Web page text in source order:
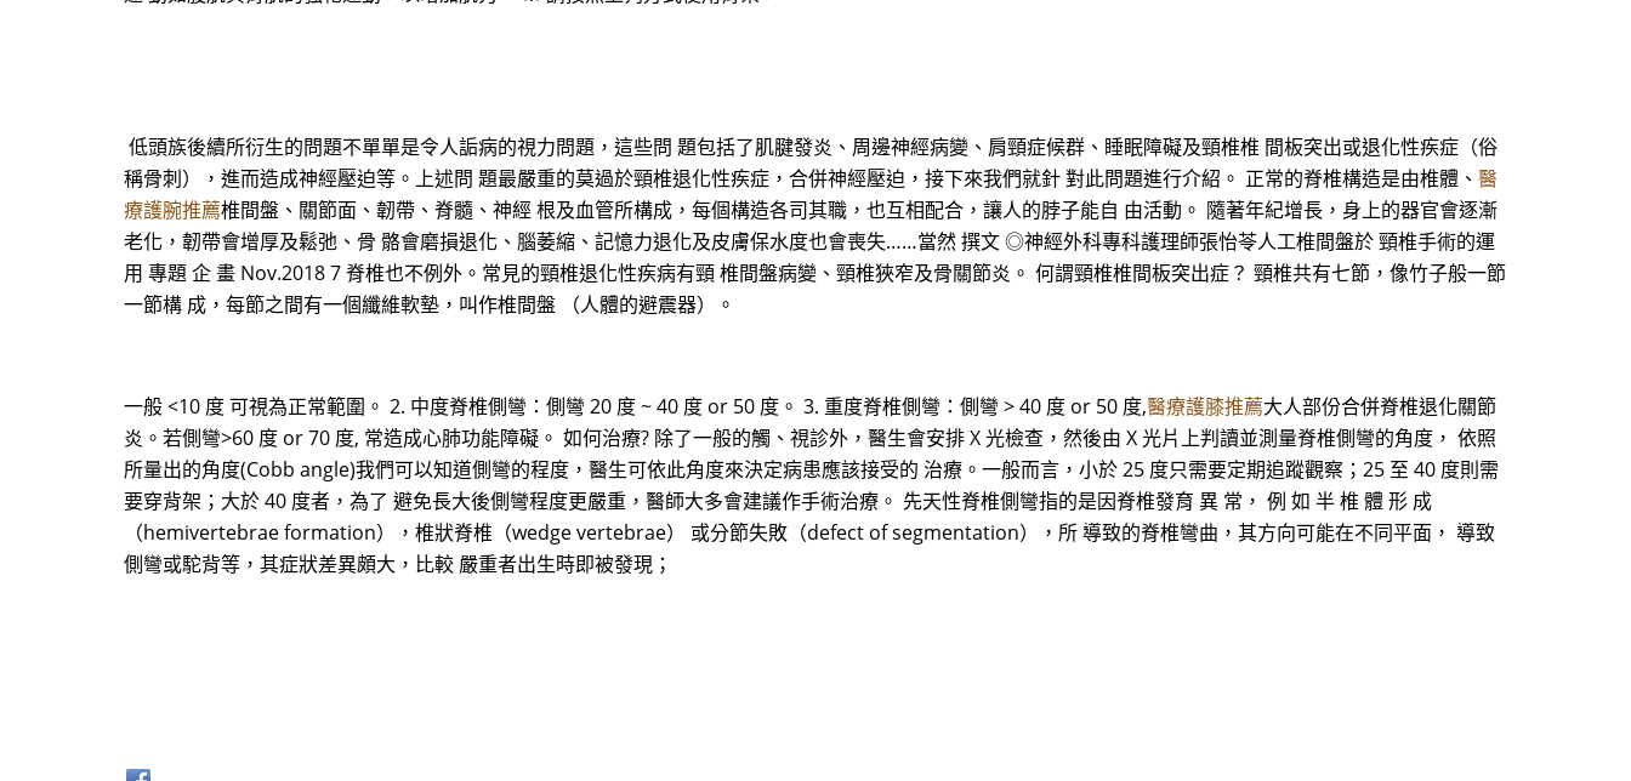
低頭族後續所衍生的問題不單單是令人詬病的視力問題，這些問 題包括了肌腱發炎、周邊神經病變、肩頸症候群、睡眠障礙及頸椎椎 間板突出或退化性疾症（俗
稱骨刺），進而造成神經壓迫等。上述問 題最嚴重的莫過於頸椎退化性疾症，合併神經壓迫，接下來我們就針 對此問題進行介紹。 正常的脊椎構造是由椎體、 醫
療護腕推薦椎間盤、關節面、韌帶、脊髓、神經 根及血管所構成，每個構造各司其職，也互相配合，讓人的脖子能自 由活動。 隨著年紀增長，身上的器官會逐漸
老化，韌帶會增厚及鬆弛、骨 骼會磨損退化、腦萎縮、記憶力退化及皮膚保水度也會喪失……當然 撰文 ◎神經外科專科護理師張怡苓人工椎間盤於 頸椎手術的運
用 專題 企 畫 Nov.2018 7 脊椎也不例外。常見的頸椎退化性疾病有頸 椎間盤病變、頸椎狹窄及骨關節炎。 何謂頸椎椎間板突出症？ 頸椎共有七節，像竹子般一節
一節構 成，每節之間有一個纖維軟墊，叫作椎間盤 （人體的避震器）。
一般 <10 度 可視為正常範圍。 2. 中度脊椎側彎：側彎 20 度 ~ 40 度 or 50 度。 3. 重度脊椎側彎：側彎 > 40 度 or 50 度,醫療護膝推薦大人部份合併脊椎退化關節
炎。若側彎>60 度 or 70 度, 常造成心肺功能障礙。 如何治療? 除了一般的觸、視診外，醫生會安排 X 光檢查，然後由 X 光片上判讀並測量脊椎側彎的角度， 依照
所量出的角度(Cobb angle)我們可以知道側彎的程度，醫生可依此角度來決定病患應該接受的 治療。一般而言，小於 25 度只需要定期追蹤觀察；25 至 40 度則需
要穿背架；大於 40 度者，為了 避免長大後側彎程度更嚴重，醫師大多會建議作手術治療。 先天性脊椎側彎指的是因脊椎發育 異 常， 例 如 半 椎 體 形 成
（hemivertebrae formation），椎狀脊椎（wedge vertebrae） 或分節失敗（defect of segmentation），所 導致的脊椎彎曲，其方向可能在不同平面， 導致
側彎或駝背等，其症狀差異頗大，比較 嚴重者出生時即被發現；